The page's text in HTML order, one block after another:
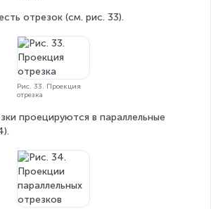
отрезок (см. рис. 33).
Рис. 33. Проекция
отрезка
проецируются в параллельные